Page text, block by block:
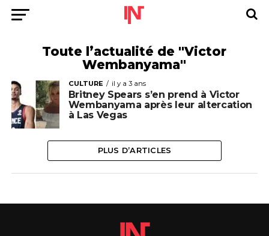
Toute l’actualité de "Victor
Wembanyama"
CULTURE il y a 3 ans
Britney Spears s’en prend à Victor
Wembanyama après leur altercation
à Las Vegas
PLUS D’ARTICLES